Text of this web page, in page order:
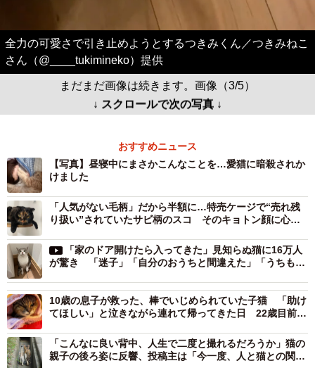
全力の可愛さで引き止めようとするつきみくん／つきみねこ
さん（@____tukimineko）提供
まだまだ画像は続きます。画像（3/5）
↓ スクロールで次の写真 ↓
おすすめニュース
【写真】昼寝中にまさかこんなことを…愛猫に暗殺されか
けました
「人気がない毛柄」だから半額に…特売ケージで“売れ残
り扱い”されていたサビ柄のスコ そのキョトン顔に心奪
「家のドア開けたら入ってきた」見知らぬ猫に16万人
が驚き 「迷子」「自分のおうちと間違えた」「うちもあ
10歳の息子が救った、棒でいじめられていた子猫 「助け
てほしい」と泣きながら連れて帰ってきた日 22歳目前の
「こんなに良い背中、人生で二度と撮れるだろうか」猫の
親子の後ろ姿に反響、投稿主は「今一度、人と猫との関わ